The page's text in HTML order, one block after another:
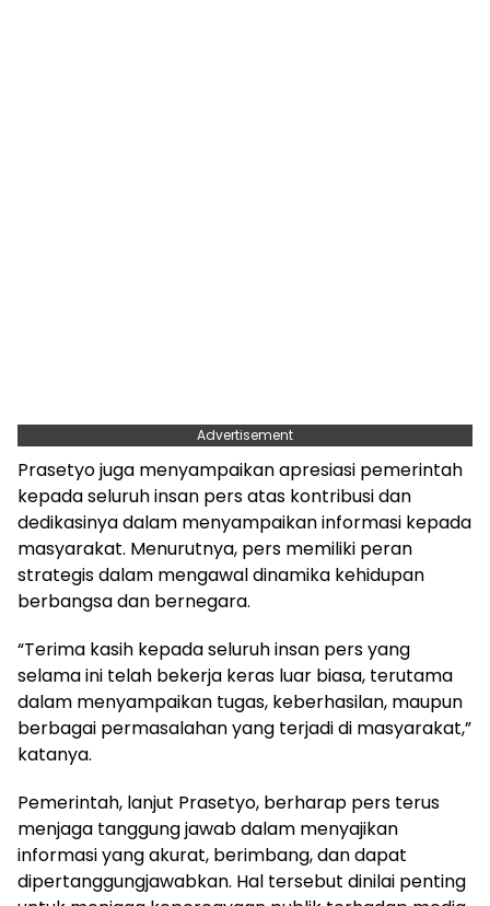
Advertisement
Prasetyo juga menyampaikan apresiasi pemerintah
kepada seluruh insan pers atas kontribusi dan
dedikasinya dalam menyampaikan informasi kepada
masyarakat. Menurutnya, pers memiliki peran
strategis dalam mengawal dinamika kehidupan
berbangsa dan bernegara.
“Terima kasih kepada seluruh insan pers yang
selama ini telah bekerja keras luar biasa, terutama
dalam menyampaikan tugas, keberhasilan, maupun
berbagai permasalahan yang terjadi di masyarakat,”
katanya.
Pemerintah, lanjut Prasetyo, berharap pers terus
menjaga tanggung jawab dalam menyajikan
informasi yang akurat, berimbang, dan dapat
dipertanggungjawabkan. Hal tersebut dinilai penting